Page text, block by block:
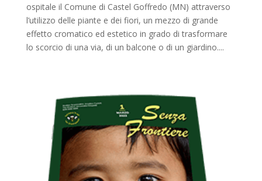
ospitale il Comune di Castel Goffredo (MN) attraverso
l’utilizzo delle piante e dei fiori, un mezzo di grande
effetto cromatico ed estetico in grado di trasformare
lo scorcio di una via, di un balcone o di un giardino....